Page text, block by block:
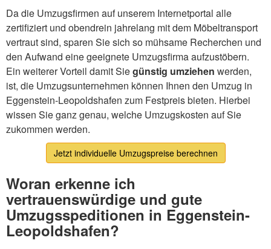
Da die Umzugsfirmen auf unserem Internetportal alle
zertifiziert und obendrein jahrelang mit dem Möbeltransport
vertraut sind, sparen Sie sich so mühsame Recherchen und
den Aufwand eine geeignete Umzugsfirma aufzustöbern.
Ein weiterer Vorteil damit Siegünstig umziehen werden,
ist, die Umzugsunternehmen können Ihnen den Umzug in
Eggenstein-Leopoldshafen zum Festpreis bieten. Hierbei
wissen Sie ganz genau, welche Umzugskosten auf Sie
zukommen werden.
Jetzt individuelle Umzugspreise berechnen
Woran erkenne ich
vertrauenswürdige und gute
Umzugsspeditionen in Eggenstein-
Leopoldshafen?